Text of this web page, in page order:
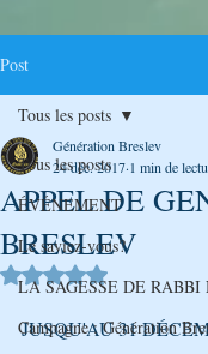
Post
Tous les posts
ÉVÉNEMENT
Le saviez-vous?
LA SAGESSE DE
Campagne : Génération
Tous les posts
APPEL DE
BRESLEV
Génération Breslev
24 déc. 2017 1 min de
Noté NaN étoiles sur 5.
JUSQU'AU 31